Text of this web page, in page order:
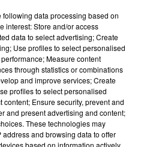
ILLKIRSCH
(67)
MISS-CRIG-
?ref=page_internal
following data processing based on
interest: Store and/or access
data to select advertising; Create
Use profiles to select personalised
Measure content
through statistics or combinations
and improve services; Create
profiles to select personalised
Ensure security, prevent and
and present advertising and content;
These technologies may
and browsing data to offer
based on information actively